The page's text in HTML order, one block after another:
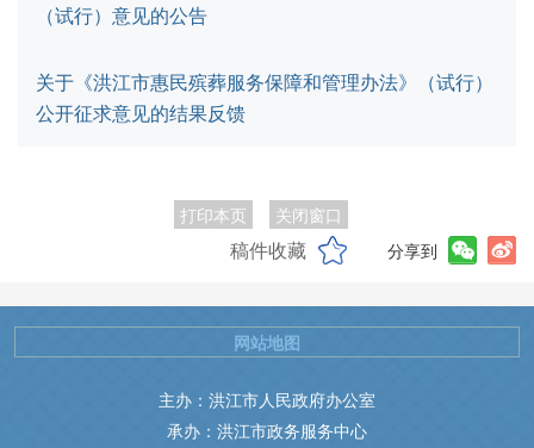
（试行）意见的公告
关于《洪江市惠民殡葬服务保障和管理办法》（试行）
公开征求意见的结果反馈
打印本页 关闭窗口
稿件收藏 分享到
主办：洪江市人民政府办公室
承办：洪江市政务服务中心
网站地图